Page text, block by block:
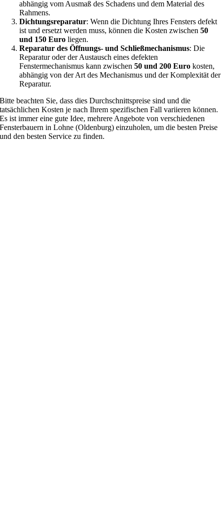
abhängig vom Ausmaß des Schadens und dem Material des
Rahmens.
Dichtungsreparatur: Wenn die Dichtung Ihres Fensters defekt
ist und ersetzt werden muss, können die Kosten zwischen 50
und 150 Euro liegen.
Reparatur des Öffnungs- und Schließmechanismus: Die
Reparatur oder der Austausch eines defekten
Fenstermechanismus kann zwischen50 und 200 Euro kosten,
abhängig von der Art des Mechanismus und der Komplexität der
Reparatur.
Bitte beachten Sie, dass dies Durchschnittspreise sind und die
tatsächlichen Kosten je nach Ihrem spezifischen Fall variieren können.
Es ist immer eine gute Idee, mehrere Angebote von verschiedenen
Fensterbauern in Lohne (Oldenburg) einzuholen, um die besten Preise
und den besten Service zu finden.